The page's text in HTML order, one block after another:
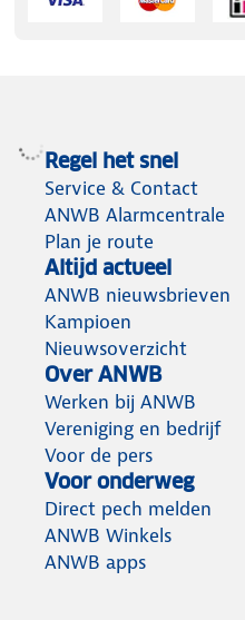
Regel het snel
Service & Contact
ANWB Alarmcentrale
Plan je route
Altijd actueel
ANWB nieuwsbrieven
Kampioen
Nieuwsoverzicht
Over ANWB
Werken bij ANWB
Vereniging en bedrijf
Voor de pers
Voor onderweg
Direct pech melden
ANWB Winkels
ANWB apps